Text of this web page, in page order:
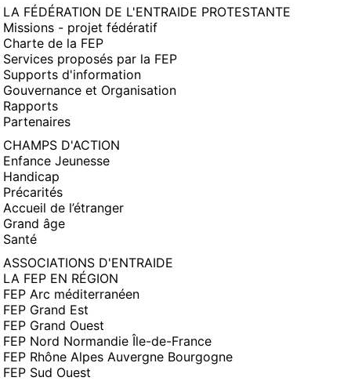
LA FÉDÉRATION DE L'ENTRAIDE PROTESTANTE
Missions - projet fédératif
Charte de la FEP
Services proposés par la FEP
Supports d'information
Gouvernance et Organisation
Rapports
Partenaires
CHAMPS D'ACTION
Enfance Jeunesse
Handicap
Précarités
Accueil de l’étranger
Grand âge
Santé
ASSOCIATIONS D'ENTRAIDE
LA FEP EN RÉGION
FEP Arc méditerranéen
FEP Grand Est
FEP Grand Ouest
FEP Nord Normandie Île-de-France
FEP Rhône Alpes Auvergne Bourgogne
FEP Sud Ouest